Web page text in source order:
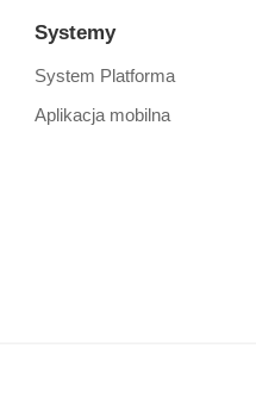
Systemy
System Platforma
Aplikacja mobilna